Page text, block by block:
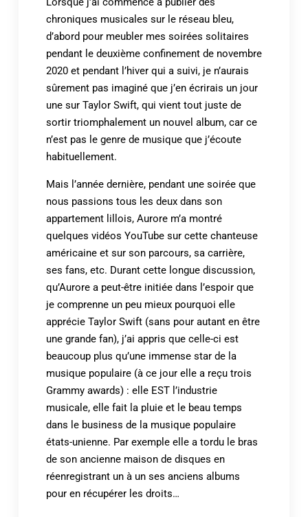
chroniques musicales sur le réseau bleu,
d’abord pour meubler mes soirées solitaires
pendant le deuxième confinement de novembre
2020 et pendant l’hiver qui a suivi, je n’aurais
sûrement pas imaginé que j’en écrirais un jour
une sur Taylor Swift, qui vient tout juste de
sortir triomphalement un nouvel album, car ce
n’est pas le genre de musique que j’écoute
habituellement.
Mais l’année dernière, pendant une soirée que
nous passions tous les deux dans son
appartement lillois, Aurore m’a montré
quelques vidéos YouTube sur cette chanteuse
américaine et sur son parcours, sa carrière,
ses fans, etc. Durant cette longue discussion,
qu’Aurore a peut-être initiée dans l’espoir que
je comprenne un peu mieux pourquoi elle
apprécie Taylor Swift (sans pour autant en être
une grande fan), j’ai appris que celle-ci est
beaucoup plus qu’une immense star de la
musique populaire (à ce jour elle a reçu trois
Grammy awards) : elle EST l’industrie
musicale, elle fait la pluie et le beau temps
dans le business de la musique populaire
états-unienne. Par exemple elle a tordu le bras
de son ancienne maison de disques en
réenregistrant un à un ses anciens albums
pour en récupérer les droits…